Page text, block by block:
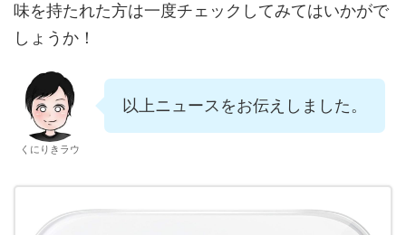
味を持たれた方は一度チェックしてみてはいかがで
しょうか！
くにりきラウ
以上ニュースをお伝えしました。